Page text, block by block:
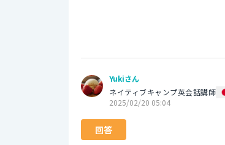
Yukiさん
ネイティブキャンプ英会話講師
2025/02/20 05:04
回答